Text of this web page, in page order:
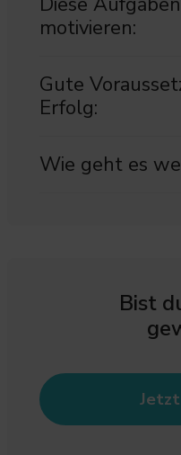
motivieren:
Gute
Erfolg:
Wie geht es
Bist